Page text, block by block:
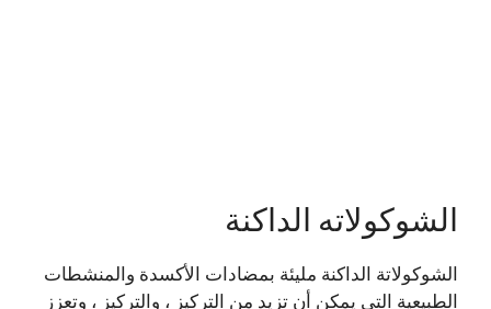
الشوكولاته الداكنة
الشوكولاتة الداكنة مليئة بمضادات الأكسدة والمنشطات
الطبيعية التي يمكن أن تزيد من التركيز ، والتركيز ، وتعزز